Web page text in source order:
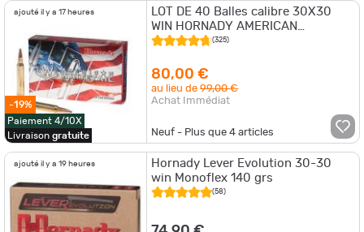
ajouté il y a 17 heures
-19%
Paiement 4/10X
Livraison gratuite
LOT DE 40 Balles calibre 30X30
WIN HORNADY AMERICAN
(325)
80,00 €
au lieu de99,00 €
Achat Immédiat
Neuf - Plus que4 articles
ajouté il y a 19 heures
Hornady Lever Evolution 30-30
win Monoflex 140 grs
(58)